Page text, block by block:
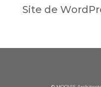
Site de